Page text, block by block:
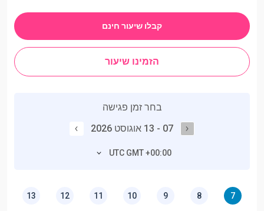
קבלו שיעור חינם
הזמינו שיעור
בחר זמן פגישה
07 - 13 אוגוסט 2026
UTC GMT +00:00
7
8
9
10
11
12
13